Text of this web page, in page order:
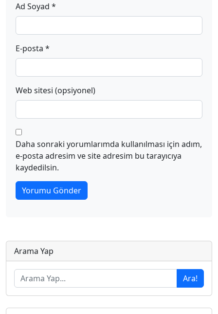
Ad Soyad *
E-posta *
Web sitesi (opsiyonel)
Daha sonraki yorumlarımda kullanılması için adım,
e-posta adresim ve site adresim bu tarayıcıya
kaydedilsin.
Arama Yap
Ara!